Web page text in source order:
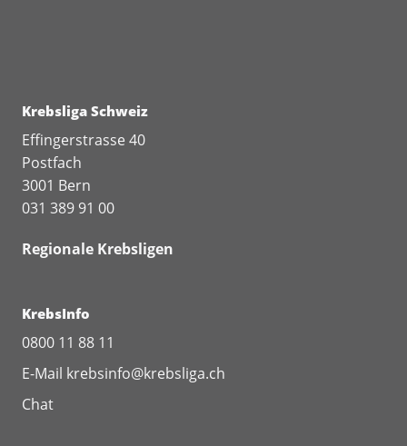
Krebsliga Schweiz
Effingerstrasse 40
Postfach
3001 Bern
031 389 91 00
Regionale Krebsligen
KrebsInfo
0800 11 88 11
E-Mail krebsinfo@krebsliga.ch
Chat